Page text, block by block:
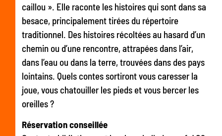
caillou ». Elle raconte les histoires qui sont dans sa
besace, principalement tirées du répertoire
traditionnel. Des histoires récoltées au hasard d’un
chemin ou d’une rencontre, attrapées dans l’air,
dans l’eau ou dans la terre, trouvées dans des pays
lointains. Quels contes sortiront vous caresser la
joue, vous chatouiller les pieds et vous bercer les
oreilles ?
Réservation conseillée